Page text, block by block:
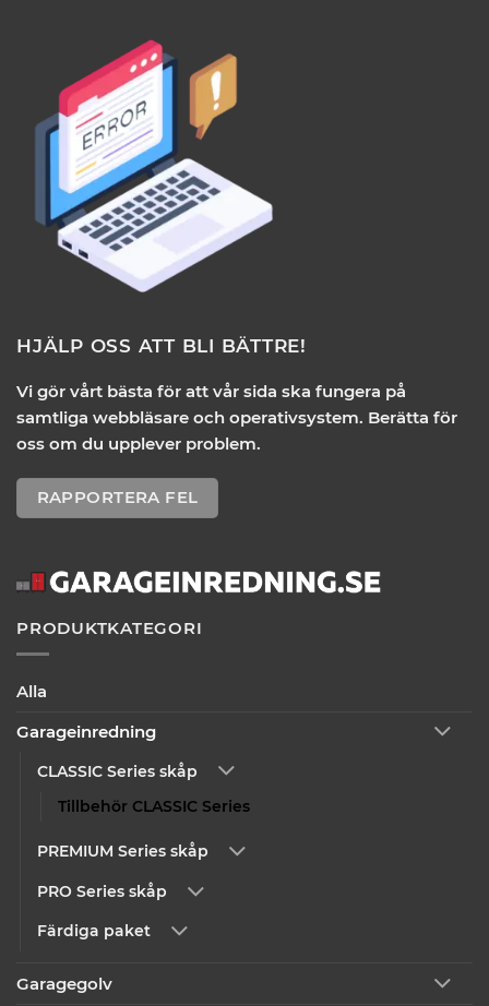
på
produktsidan
HJÄLP OSS ATT BLI BÄTTRE!
Vi gör vårt bästa för att vår sida ska fungera på
samtliga webbläsare och operativsystem. Berätta för
oss om du upplever problem.
RAPPORTERA FEL
PRODUKTKATEGORI
Alla
Garageinredning
CLASSIC Series skåp
Tillbehör CLASSIC Series
PREMIUM Series skåp
PRO Series skåp
Färdiga paket
Garagegolv